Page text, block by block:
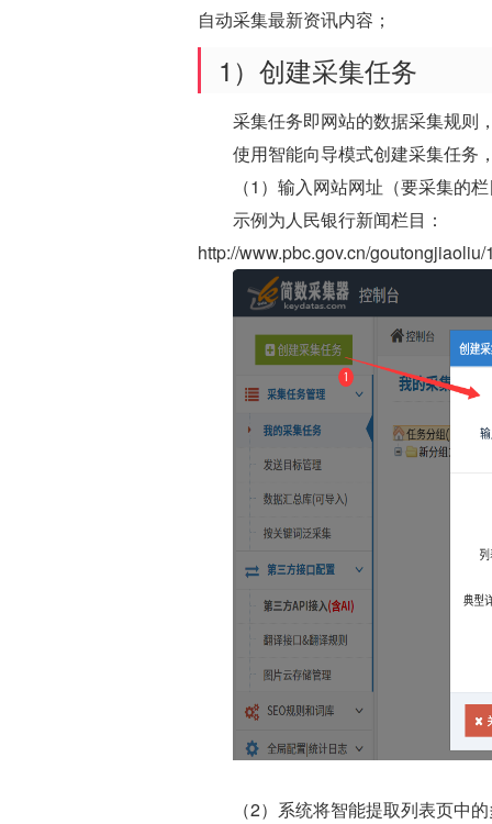
自动采集最新资讯内容；
1）创建采集任务
采集任务即网站的数据采集规则
使用智能向导模式创建采集任务
（1）输入网站网址（要采集的
示例为人民银行新闻栏目：
http://www.pbc.gov.cn/
（2）系统将智能提取列表页中